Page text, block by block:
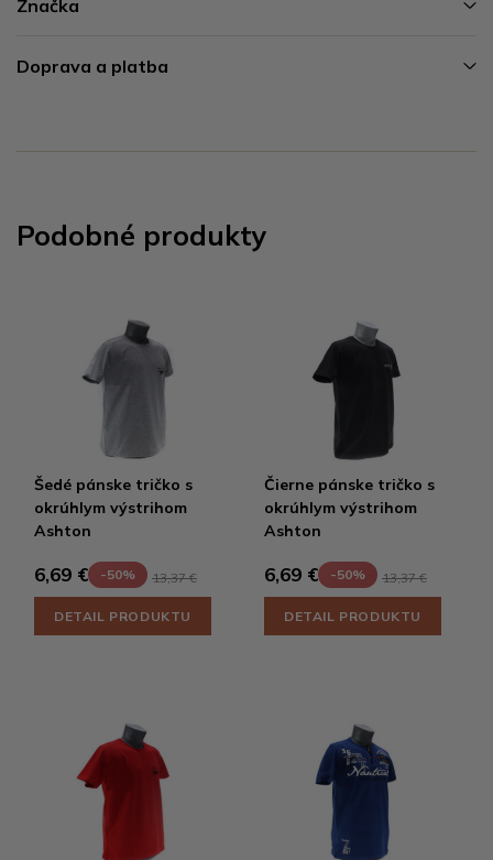
Značka
Doprava a platba
Podobné produkty
Šedé pánske tričko s
okrúhlym výstrihom
Ashton
6,69 € -50% 13,37 €
DETAIL PRODUKTU
Čierne pánske tričko s
okrúhlym výstrihom
Ashton
6,69 € -50% 13,37 €
DETAIL PRODUKTU